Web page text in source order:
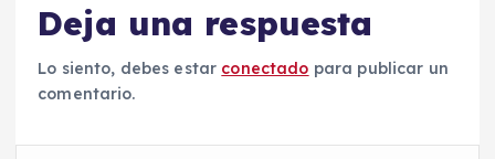
c
i
ó
Deja una respuesta
Lo siento, debes estar conectado para publicar un
comentario.